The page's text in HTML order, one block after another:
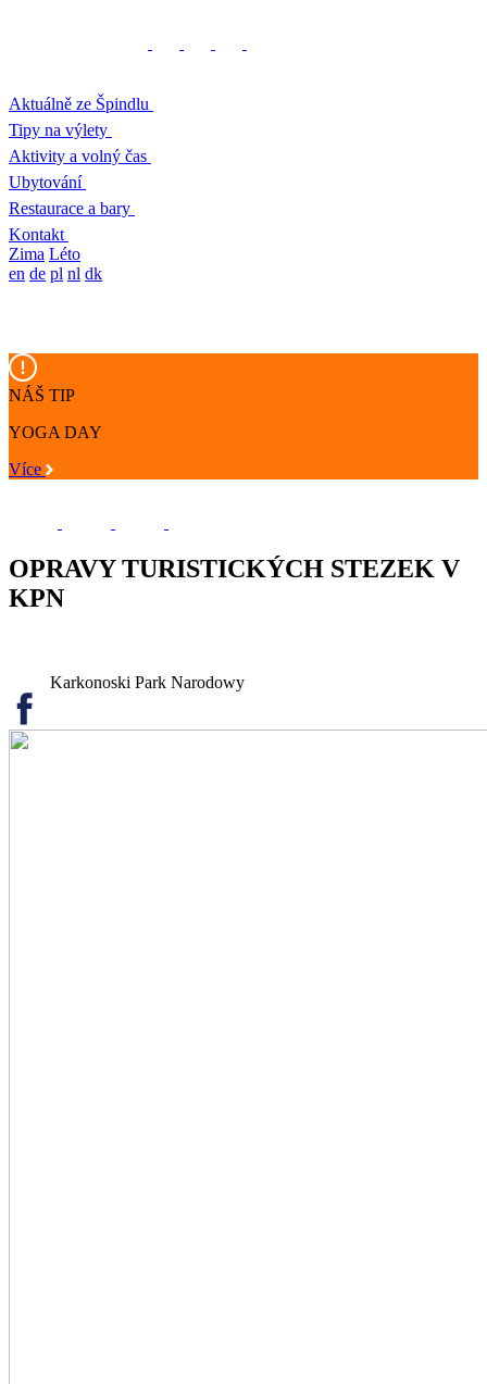
Aktuálně ze Špindlu
Tipy na výlety
Aktivity a volný čas
Ubytování
Restaurace a bary
Kontakt
Zima Léto
en de pl nl dk
NÁŠ TIP
YOGA DAY
Více
OPRAVY TURISTICKÝCH STEZEK V
KPN
Karkonoski Park Narodowy